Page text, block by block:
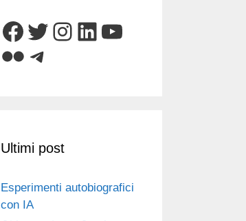
Facebook
Twitter
Instagram
LinkedIn
YouTube
FlickrTelegram
Ultimi post
Esperimenti autobiografici
con IA